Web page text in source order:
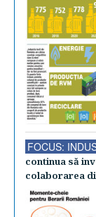
FOCUS:
continua să
colaborarea